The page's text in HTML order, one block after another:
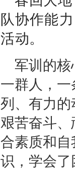
队协作能
活动。
军训的核
一群人，
列、有力
艰苦奋斗
合素质和
识，学会